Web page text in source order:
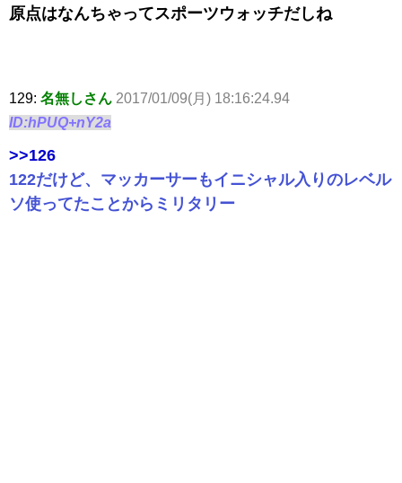
原点はなんちゃってスポーツウォッチだしね
129: 名無しさん 2017/01/09(月) 18:16:24.94
ID:hPUQ+nY2a
>>126
122だけど、マッカーサーもイニシャル入りのレベル
ソ使ってたことからミリタリー